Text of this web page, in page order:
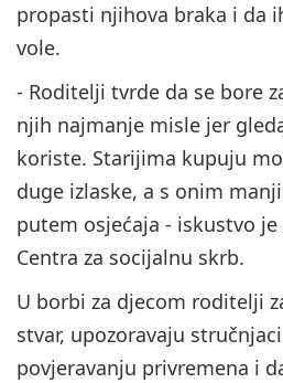
propasti njihova braka i da
vole.
- Roditelji tvrde da se bore
njih najmanje misle jer
koriste. Starijima kupuju
duge izlaske, a s onim
putem osjećaja - iskustvo
Centra za socijalnu skrb.
U borbi za djecom roditelji
stvar, upozoravaju
povjeravanju privremena i